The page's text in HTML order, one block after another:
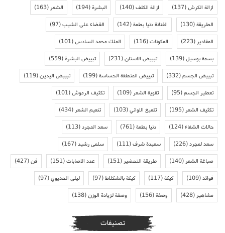
ازالة الكرش(137) ازالة الكلف(140) البشرة(194) الشعر(163)
الطريقة(130) الفنانة دنيا بطمة(142) القضاء على الشيب(97)
المقادير(223) المكونات(116) الملك محمد السادس(101)
بسمة بوسيل(139) تبييض الاسنان(231) تبييض البشرة(559)
تبييض الجسم(332) تبييض المنطقة الحساسة(199) تبييض اليدين(119)
تعطير الجسم(95) تقوية الشعر(109) تكثيف الرموش(101)
تكثيف الشعر(195) تلميع الاواني(103) تنعيم الشعر(434)
حالات الشفاء(124) دنيا بطمة(761) سعد المجرد(113)
سعد لمجرد(226) سعيدة شرف(111) سلمى رشيد(167)
صباغة الشعر(140) طريقة التحضير(151) عدد الاصابات(151) فن(427)
فوائد(109) كيكة(117) كيكة بالشكلاط(97) ليلى الحديوي(97)
مشاهير(428) وصفة(156) وصفة لزيادة الوزن(138)
تصنيفات